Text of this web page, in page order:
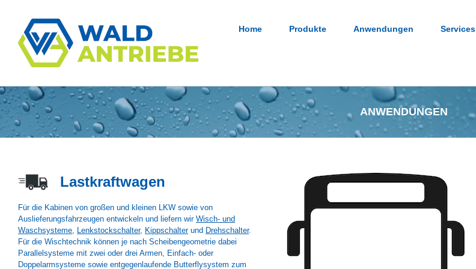
springen
Home Produkte Anwendungen Services
ANWENDUNGEN
Lastkraftwagen
Für die Kabinen von großen und kleinen LKW sowie von
Auslieferungsfahrzeugen entwickeln und liefern wir Wisch- und
Waschsysteme, Lenkstockschalter, Kippschalterund Drehschalter.
Für die Wischtechnik können je nach Scheibengeometrie dabei
Parallelsysteme mit zwei oder drei Armen, Einfach- oder
Doppelarmsysteme sowie entgegenlaufende Butterflysystem zum